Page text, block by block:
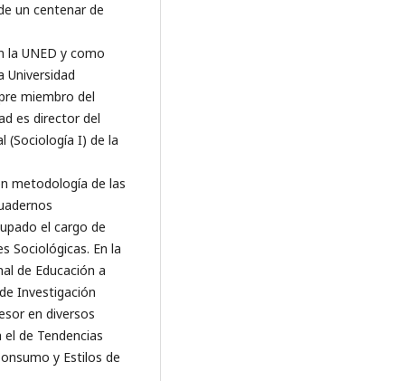
un centenar de
la UNED y como
Universidad
miembro del
es director del
(Sociología I) de la
metodología de las
el cargo de
Sociológicas. En la
de Educación a
Investigación
en diversos
de Tendencias
y Estilos de